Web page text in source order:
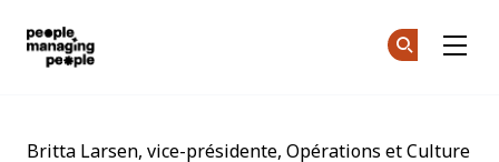
Britta Larsen, vice-présidente, Opérations et Culture